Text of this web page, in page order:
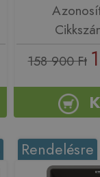
158 900 Ft
Rendelésre